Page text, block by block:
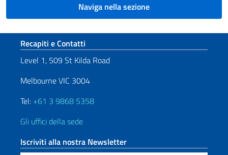
Naviga nella sezione
Sezione footer
Recapiti e Contatti
Level 1, 509 St Kilda Road
Melbourne VIC 3004
Tel: +61 3 9868 5358
Gli uffici della sede
Iscriviti alla nostra Newsletter